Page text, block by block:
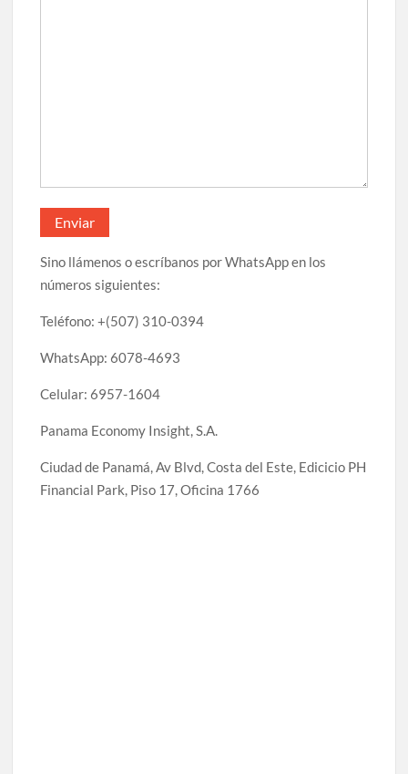
Sino llámenos o escríbanos por WhatsApp en los
números siguientes:
Teléfono: +(507) 310-0394
WhatsApp: 6078-4693
Celular: 6957-1604
Panama Economy Insight, S.A.
Ciudad de Panamá, Av Blvd, Costa del Este, Edicicio PH
Financial Park, Piso 17, Oficina 1766